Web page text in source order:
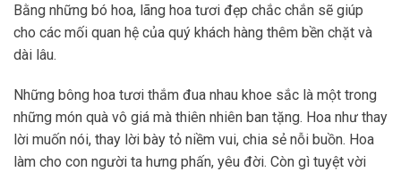
Bằng những bó hoa, lãng hoa tươi đẹp chắc chắn sẽ giúp
cho các mối quan hệ của quý khách hàng thêm bền chặt và
dài lâu.
Những bông hoa tươi thắm đua nhau khoe sắc là một trong
những món quà vô giá mà thiên nhiên ban tặng. Hoa như thay
lời muốn nói, thay lời bày tỏ niềm vui, chia sẻ nỗi buồn. Hoa
làm cho con người ta hưng phấn, yêu đời. Còn gì tuyệt vời